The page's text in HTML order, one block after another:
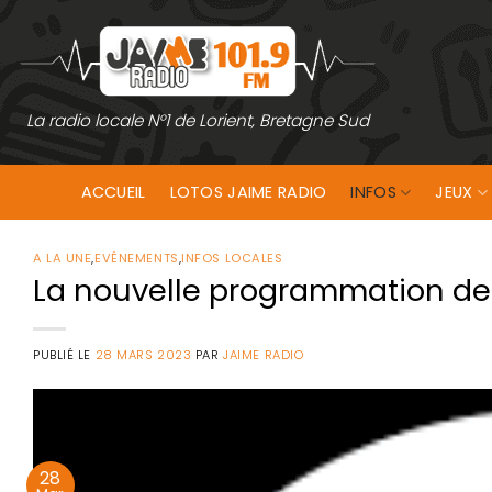
contenu
La radio locale N°1 de Lorient, Bretagne Sud
ACCUEIL LOTOS JAIME RADIO INFOS JEUX
A LA UNE,EVÉNEMENTS,INFOS LOCALES
La nouvelle programmation
PUBLIÉ LE 28 MARS 2023 PARJAIME RADIO
28